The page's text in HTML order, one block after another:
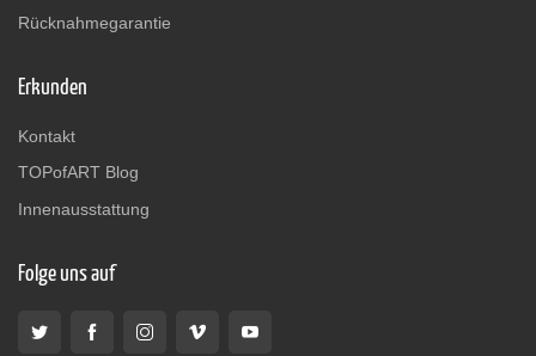
Rücknahmegarantie
Erkunden
Kontakt
TOPofART Blog
Innenausstattung
Folge uns auf